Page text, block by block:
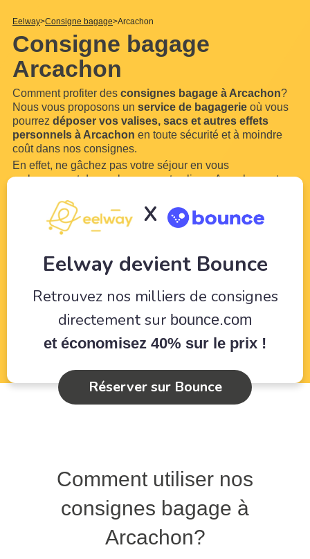
Eelway Consigne bagage Arcachon
Consigne bagage
Arcachon
Comment profiter des consignes bagage à Arcachon?
Nous vous proposons un service de bagagerie où vous
pourrez déposer vos valises, sacs et autres effets
personnels à Arcachon en toute sécurité et à moindre
coût dans nos consignes.
En effet, ne gâchez pas votre séjour en vous
embarrassant de vos bagages et valises. Arcachon est
Eelway, confiez vos bagages à des professionnels du
tourisme. Libérez-vous de vos bagages pour pouvoir
profiter de... Lire plus
X
Eelway devient Bounce
Retrouvez nos milliers de consignes
directement sur bounce.com
et économisez 40% sur le prix !
Réserver sur Bounce
Comment utiliser nos
consignes bagage à
Arcachon?